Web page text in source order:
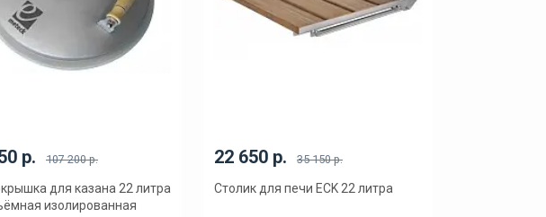
р. 107 200 р.
для казана 22 литра
изолированная
22 650 р. 35 150 р.
Столик для печи ECK 22 литра